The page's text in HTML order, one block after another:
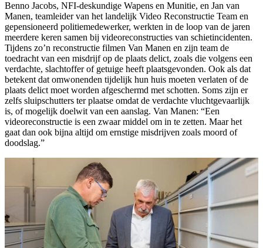
Benno Jacobs, NFI-deskundige Wapens en Munitie, en Jan van
Manen, teamleider van het landelijk Video Reconstructie Team en
gepensioneerd politiemedewerker, werkten in de loop van de jaren
meerdere keren samen bij videoreconstructies van schietincidenten.
Tijdens zo’n reconstructie filmen Van Manen en zijn team de
toedracht van een misdrijf op de plaats delict, zoals die volgens een
verdachte, slachtoffer of getuige heeft plaatsgevonden. Ook als dat
betekent dat omwonenden tijdelijk hun huis moeten verlaten of de
plaats delict moet worden afgeschermd met schotten. Soms zijn er
zelfs sluipschutters ter plaatse omdat de verdachte vluchtgevaarlijk
is, of mogelijk doelwit van een aanslag. Van Manen: “Een
videoreconstructie is een zwaar middel om in te zetten. Maar het
gaat dan ook bijna altijd om ernstige misdrijven zoals moord of
doodslag.”